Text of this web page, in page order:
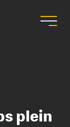
plein